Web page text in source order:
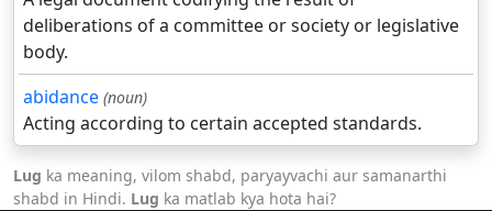
deliberations of a committee or society or legislative
body.
abidance (noun)
Acting according to certain accepted standards.
Lug ka meaning, vilom shabd, paryayvachi aur samanarthi
shabd in Hindi. Lug ka matlab kya hota hai?